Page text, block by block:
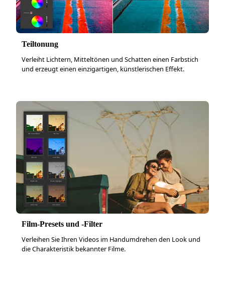
Teiltonung
Verleiht Lichtern, Mitteltönen und Schatten einen Farbstich
und erzeugt einen einzigartigen, künstlerischen Effekt.
Film-Presets und -Filter
Verleihen Sie Ihren Videos im Handumdrehen den Look und
die Charakteristik bekannter Filme.